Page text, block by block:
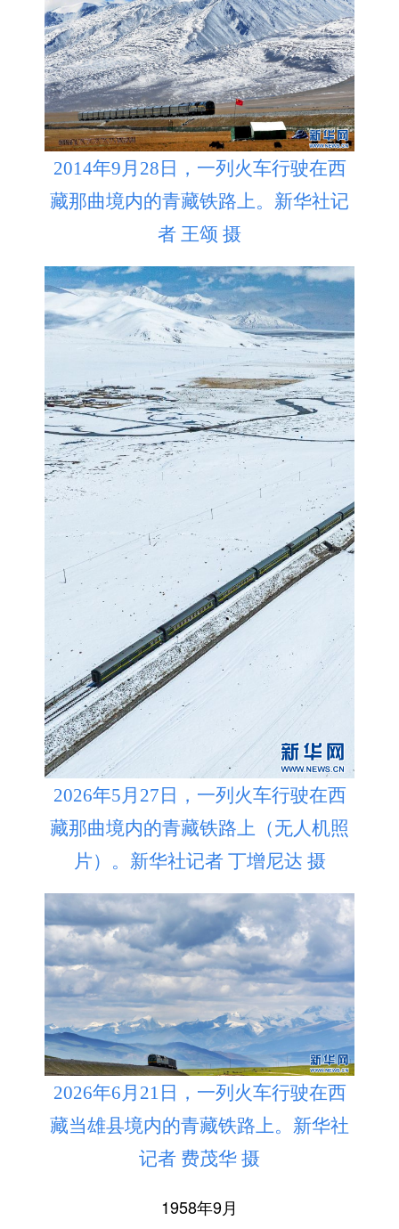
2014年9月28日，一列火车行驶在西
藏那曲境内的青藏铁路上。新华社记
者 王颂 摄
2026年5月27日，一列火车行驶在西
藏那曲境内的青藏铁路上（无人机照
片）。新华社记者 丁增尼达 摄
2026年6月21日，一列火车行驶在西
藏当雄县境内的青藏铁路上。新华社
记者 费茂华 摄
1958年9月